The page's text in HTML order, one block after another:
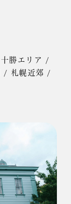
十勝エリア
/
/ 札幌近郊 /